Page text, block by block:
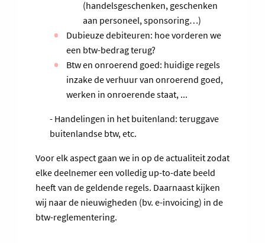
(handelsgeschenken, geschenken
aan personeel, sponsoring…)
Dubieuze debiteuren: hoe vorderen we
een btw-bedrag terug?
Btw en onroerend goed: huidige regels
inzake de verhuur van onroerend goed,
werken in onroerende staat, ...
- Handelingen in het buitenland: teruggave
buitenlandse btw, etc.
Voor elk aspect gaan we in op de actualiteit zodat
elke deelnemer een volledig up-to-date beeld
heeft van de geldende regels. Daarnaast kijken
wij naar de nieuwigheden (bv. e-invoicing) in de
btw-reglementering.